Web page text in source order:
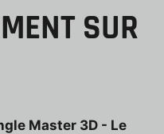
SUR
Master 3D - Le